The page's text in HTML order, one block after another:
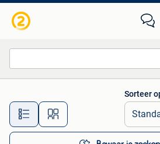
Alle afstanden…
Sorteer